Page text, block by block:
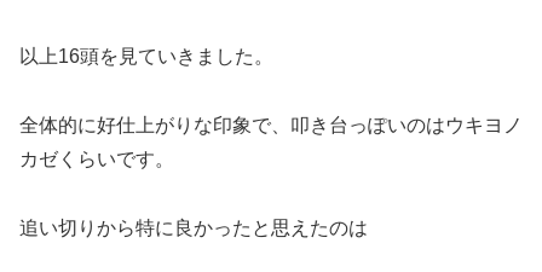
以上16頭を見ていきました。
全体的に好仕上がりな印象で、叩き台っぽいのはウキヨノ
カゼくらいです。
追い切りから特に良かったと思えたのは